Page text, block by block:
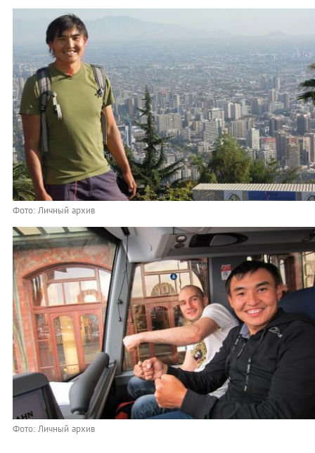
Фото: Личный архив
Фото: Личный архив